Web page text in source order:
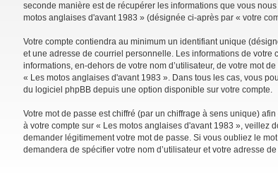
seconde manière est de récupérer les informations que vous
motos anglaises d'avant 1983 » (désignée ci-après par « votre
Votre compte contiendra au minimum un identifiant unique
et une adresse de courriel personnelle. Les informations de
informations, en-dehors de votre nom d’utilisateur, de votre mot
« Les motos anglaises d'avant 1983 ». Dans tous les cas, vous
du logiciel phpBB depuis une option disponible sur votre compte.
Votre mot de passe est chiffré (par un chiffrage à sens unique)
à votre compte sur « Les motos anglaises d'avant 1983 », veillez
demander légitimement votre mot de passe. Si vous oubliez le
demandera de spécifier votre nom d’utilisateur et votre adresse